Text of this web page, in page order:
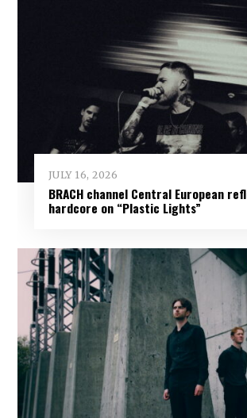
JULY 16, 2026
BRACH channel Central European
hardcore on “Plastic Lights”